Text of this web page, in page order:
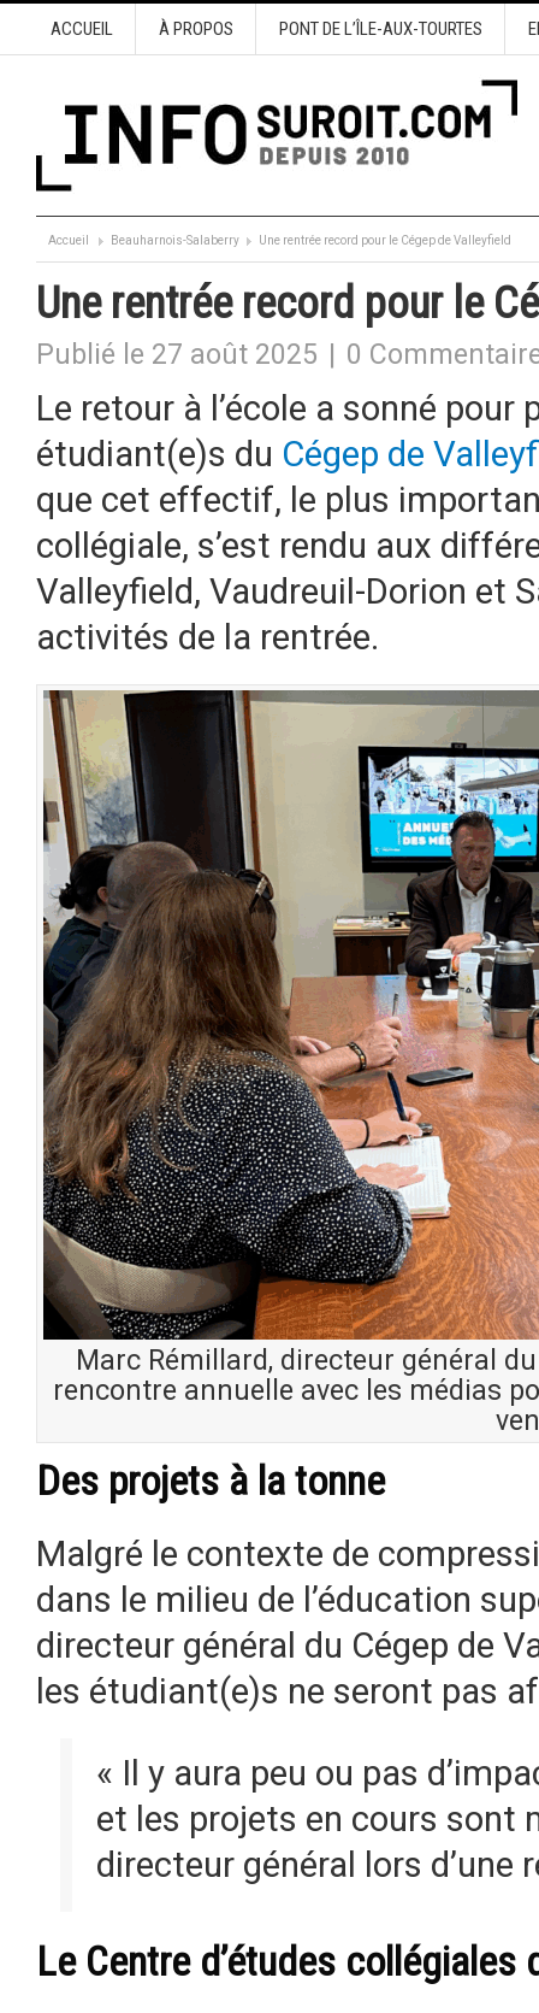
ACCUEIL À PROPOS PONT DE L’ÎLE-AUX-TOURTES
Accueil Beauharnois-Salaberry Une rentrée record pour le Cégep de Valleyfield
Une rentrée record pour le
Publié le 27 août 2025 0
Le retour à l’école a sonné
étudiant(e)s du Cégep de
que cet effectif, le plus
collégiale, s’est rendu aux
Valleyfield, Vaudreuil-Dorion et
activités de la rentrée.
Marc Rémillard, directeur général
rencontre annuelle avec les médias
Des projets à la tonne
Malgré le contexte de
dans le milieu de l’éducation
directeur général du Cégep de
les étudiant(e)s ne seront pas
« Il y aura peu ou pas
et les projets en cours sont
directeur général lors d’une
Le Centre d’études collégiales